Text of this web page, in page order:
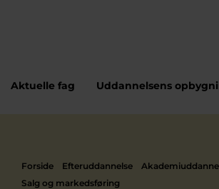
Aktuelle fag Uddannelsens
Forside Efteruddannelse
Salg og markedsføring